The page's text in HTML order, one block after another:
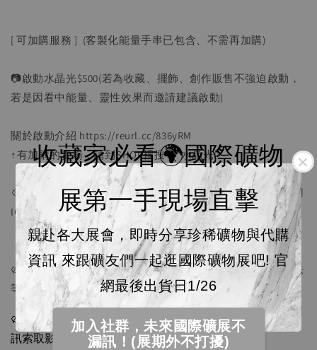
收藏家必看🌍國際礦物
展第一手現場直擊
親赴各大展會，即時分享珍稀礦物與代購
資訊 來跟礦友們一起逛國際礦物展吧! 官
網最後出貨日1/26
加入社群，未來國際礦展不
漏訊！(展期外不打擾)
[ 可加購服務 ] (客製化能量手串已包含、不需再加購)
📷啟動水晶光$500(若為收藏、擺飾、創作販售不強迫啟動，
若是因看中能量、靈性效果而邀請建議啟動)
關於啟動介紹 https://reurl.cc/836yRM
↑有加購的賣場，請到SHOP裡搜尋"水晶光"
💠啟動資訊(出生年月日、姓名、三個月內近照一張)，請使用
IG 私訊，蝦皮則使用聊聊給予即可~
🥨 因人手不足，出貨時間為1-3天寄件，請耐心等待，若無法
等待請勿購買。
🥨 因官網無法上傳影片，我們每顆礦石都有影片，歡迎私
訊索取影片。